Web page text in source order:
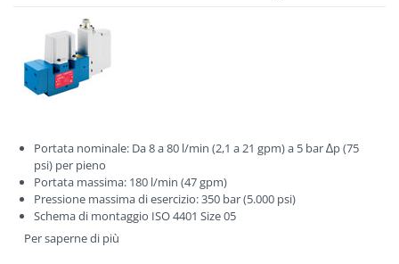
Portata nominale: Da 8 a 80 l/min (2,1 a 21 gpm) a 5 bar ∆p (75
psi) per pieno
Portata massima: 180 l/min (47 gpm)
Pressione massima di esercizio: 350 bar (5.000 psi)
Schema di montaggio ISO 4401 Size 05
Per saperne di più